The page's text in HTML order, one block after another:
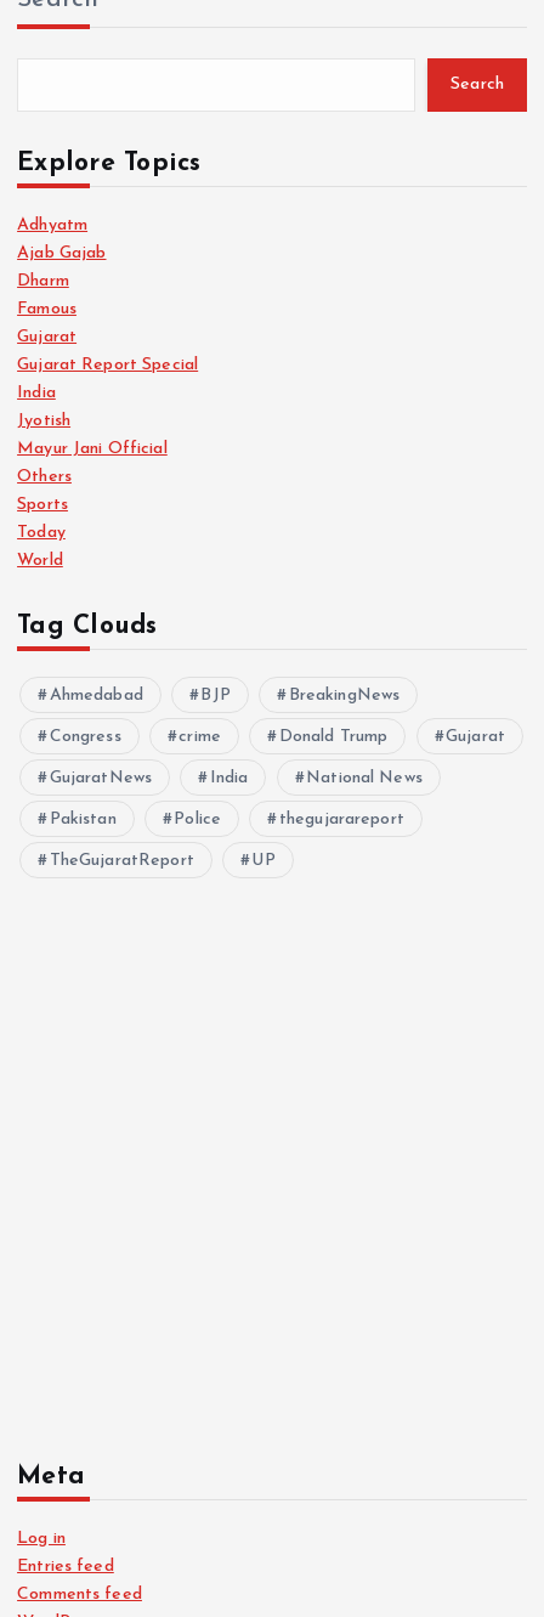
Search
Explore Topics
Adhyatm
Ajab Gajab
Dharm
Famous
Gujarat
Gujarat Report Special
India
Jyotish
Mayur Jani Official
Others
Sports
Today
World
Tag Clouds
Ahmedabad BJP BreakingNews
Congress crime Donald Trump Gujarat
GujaratNews India National News
Pakistan Police thegujarareport
TheGujaratReport UP
Meta
Log in
Entries feed
Comments feed